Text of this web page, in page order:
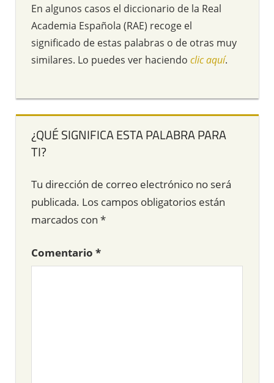
En algunos casos el diccionario de la Real
Academia Española (RAE) recoge el
significado de estas palabras o de otras muy
similares. Lo puedes ver haciendo clic aquí.
¿QUÉ SIGNIFICA ESTA PALABRA PARA
TI?
Tu dirección de correo electrónico no será
publicada. Los campos obligatorios están
marcados con *
Comentario *